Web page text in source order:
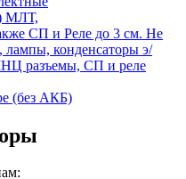
МЛТ,
СП и Реле до 3 см. Не
конденсаторы э/
разъемы, СП и реле
(без АКБ)